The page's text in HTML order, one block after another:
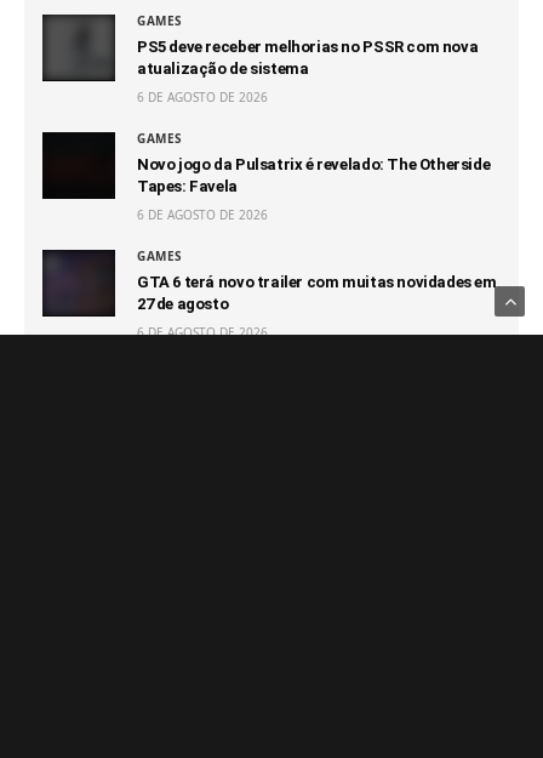
GAMES
PS5 deve receber melhorias no PSSR com nova
atualização de sistema
6 DE AGOSTO DE 2026
GAMES
Novo jogo da Pulsatrix é revelado: The Otherside
Tapes: Favela
6 DE AGOSTO DE 2026
GAMES
GTA 6 terá novo trailer com muitas novidades em
27 de agosto
6 DE AGOSTO DE 2026